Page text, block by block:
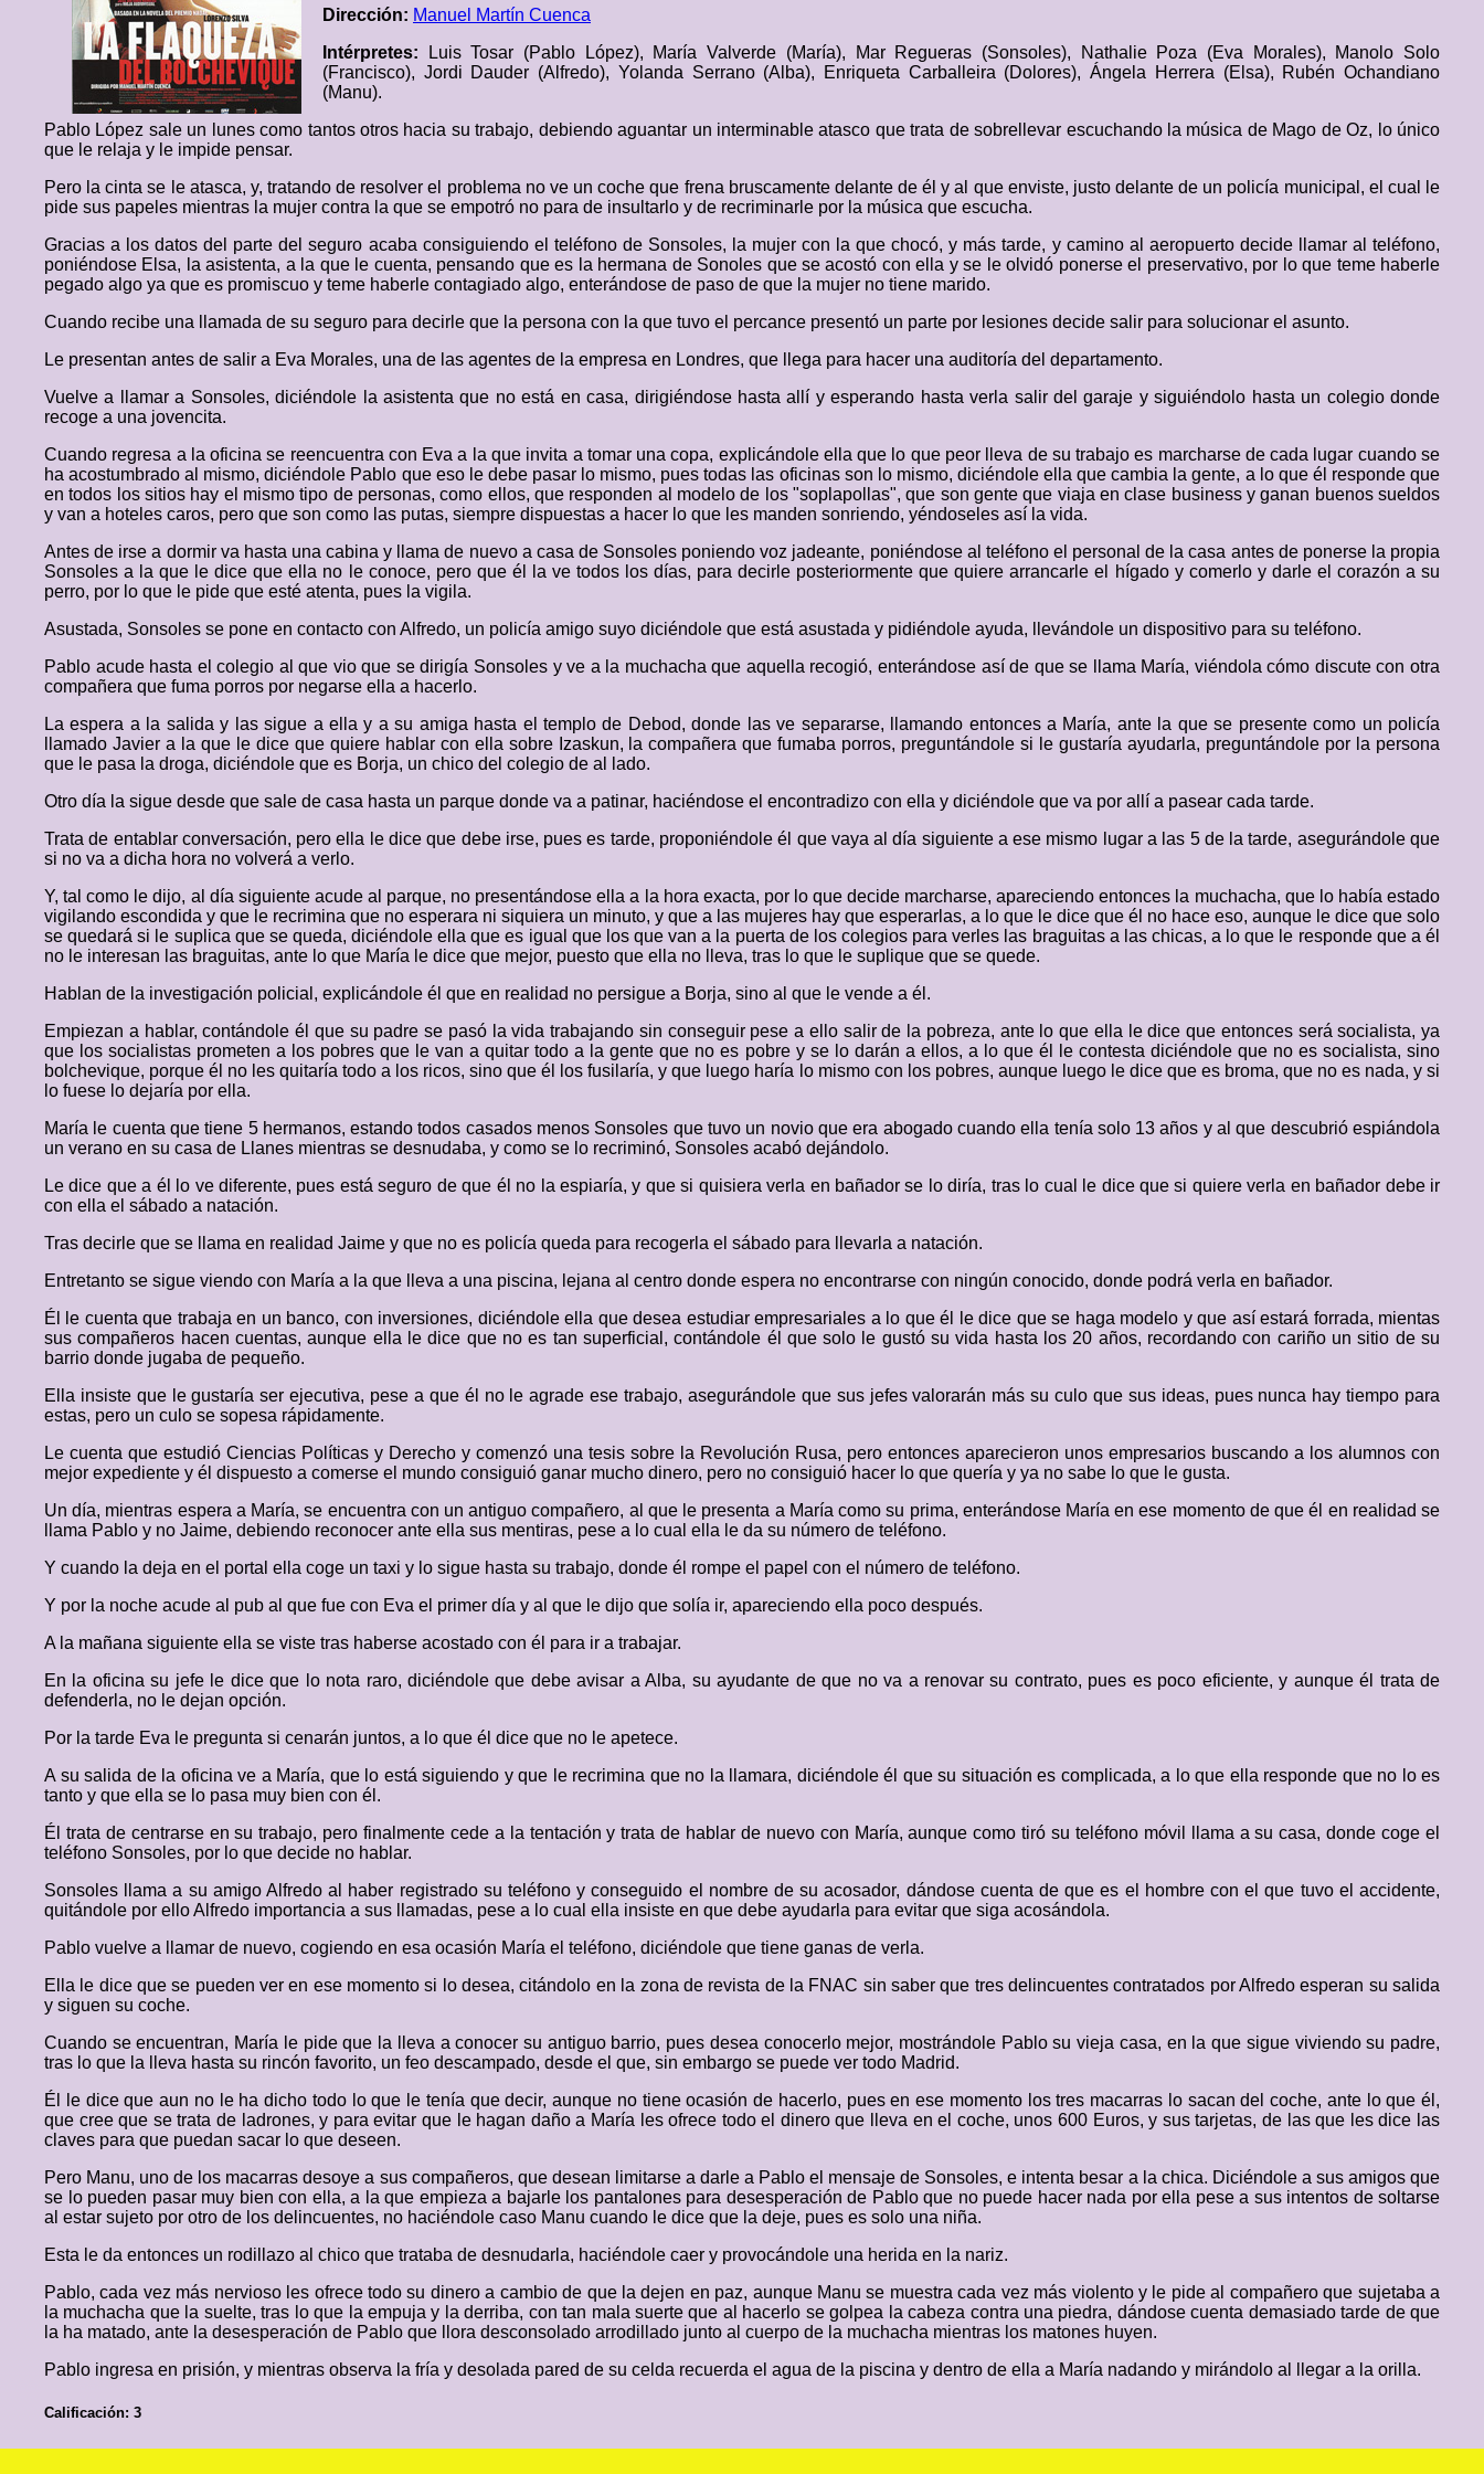
Dirección: Manuel Martín Cuenca
Intérpretes:
Luis Tosar (Pablo López), María Valverde (María), Mar Regueras (Sonsoles), Nathalie Poza (Eva Morales), Manolo Solo
(Francisco), Jordi Dauder (Alfredo), Yolanda Serrano (Alba), Enriqueta Carballeira (Dolores), Ángela Herrera (Elsa), Rubén Ochandiano
(Manu).
Pablo López sale un lunes como tantos otros hacia su trabajo, debiendo aguantar un interminable atasco que trata de sobrellevar escuchando la música de Mago de Oz, lo único
que le relaja y le impide pensar.
Pero la cinta se le atasca, y, tratando de resolver el problema no ve un coche que frena bruscamente delante de él y al que enviste, justo delante de un policía municipal, el cual le
pide sus papeles mientras la mujer contra la que se empotró no para de insultarlo y de recriminarle por la música que escucha.
Gracias a los datos del parte del seguro acaba consiguiendo el teléfono de Sonsoles, la mujer con la que chocó, y más tarde, y camino al aeropuerto decide llamar al teléfono,
poniéndose Elsa, la asistenta, a la que le cuenta, pensando que es la hermana de Sonoles que se acostó con ella y se le olvidó ponerse el preservativo, por lo que teme haberle
pegado algo ya que es promiscuo y teme haberle contagiado algo, enterándose de paso de que la mujer no tiene marido.
Cuando recibe una llamada de su seguro para decirle que la persona con la que tuvo el percance presentó un parte por lesiones decide salir para solucionar el asunto.
Le presentan antes de salir a Eva Morales, una de las agentes de la empresa en Londres, que llega para hacer una auditoría del departamento.
Vuelve a llamar a Sonsoles, diciéndole la asistenta que no está en casa, dirigiéndose hasta allí y esperando hasta verla salir del garaje y siguiéndolo hasta un colegio donde
recoge a una jovencita.
Cuando regresa a la oficina se reencuentra con Eva a la que invita a tomar una copa, explicándole ella que lo que peor lleva de su trabajo es marcharse de cada lugar cuando se
ha acostumbrado al mismo, diciéndole Pablo que eso le debe pasar lo mismo, pues todas las oficinas son lo mismo, diciéndole ella que cambia la gente, a lo que él responde que
en todos los sitios hay el mismo tipo de personas, como ellos, que responden al modelo de los "soplapollas", que son gente que viaja en clase business y ganan buenos sueldos
y van a hoteles caros, pero que son como las putas, siempre dispuestas a hacer lo que les manden sonriendo, yéndoseles así la vida.
Antes de irse a dormir va hasta una cabina y llama de nuevo a casa de Sonsoles poniendo voz jadeante, poniéndose al teléfono el personal de la casa antes de ponerse la propia
Sonsoles a la que le dice que ella no le conoce, pero que él la ve todos los días, para decirle posteriormente que quiere arrancarle el hígado y comerlo y darle el corazón a su
perro, por lo que le pide que esté atenta, pues la vigila.
Asustada, Sonsoles se pone en contacto con Alfredo, un policía amigo suyo diciéndole que está asustada y pidiéndole ayuda, llevándole un dispositivo para su teléfono.
Pablo acude hasta el colegio al que vio que se dirigía Sonsoles y ve a la muchacha que aquella recogió, enterándose así de que se llama María, viéndola cómo discute con otra
compañera que fuma porros por negarse ella a hacerlo.
La espera a la salida y las sigue a ella y a su amiga hasta el templo de Debod, donde las ve separarse, llamando entonces a María, ante la que se presente como un policía
llamado Javier a la que le dice que quiere hablar con ella sobre Izaskun, la compañera que fumaba porros, preguntándole si le gustaría ayudarla, preguntándole por la persona
que le pasa la droga, diciéndole que es Borja, un chico del colegio de al lado.
Otro día la sigue desde que sale de casa hasta un parque donde va a patinar, haciéndose el encontradizo con ella y diciéndole que va por allí a pasear cada tarde.
Trata de entablar conversación, pero ella le dice que debe irse, pues es tarde, proponiéndole él que vaya al día siguiente a ese mismo lugar a las 5 de la tarde, asegurándole que
si no va a dicha hora no volverá a verlo.
Y, tal como le dijo, al día siguiente acude al parque, no presentándose ella a la hora exacta, por lo que decide marcharse, apareciendo entonces la muchacha, que lo había estado
vigilando escondida y que le recrimina que no esperara ni siquiera un minuto, y que a las mujeres hay que esperarlas, a lo que le dice que él no hace eso, aunque le dice que solo
se quedará si le suplica que se queda, diciéndole ella que es igual que los que van a la puerta de los colegios para verles las braguitas a las chicas, a lo que le responde que a él
no le interesan las braguitas, ante lo que María le dice que mejor, puesto que ella no lleva, tras lo que le suplique que se quede.
Hablan de la investigación policial, explicándole él que en realidad no persigue a Borja, sino al que le vende a él.
Empiezan a hablar, contándole él que su padre se pasó la vida trabajando sin conseguir pese a ello salir de la pobreza, ante lo que ella le dice que entonces será socialista, ya
que los socialistas prometen a los pobres que le van a quitar todo a la gente que no es pobre y se lo darán a ellos, a lo que él le contesta diciéndole que no es socialista, sino
bolchevique, porque él no les quitaría todo a los ricos, sino que él los fusilaría, y que luego haría lo mismo con los pobres, aunque luego le dice que es broma, que no es nada, y si
lo fuese lo dejaría por ella.
María le cuenta que tiene 5 hermanos, estando todos casados menos Sonsoles que tuvo un novio que era abogado cuando ella tenía solo 13 años y al que descubrió espiándola
un verano en su casa de Llanes mientras se desnudaba, y como se lo recriminó, Sonsoles acabó dejándolo.
Le dice que a él lo ve diferente, pues está seguro de que él no la espiaría, y que si quisiera verla en bañador se lo diría, tras lo cual le dice que si quiere verla en bañador debe ir
con ella el sábado a natación.
Tras decirle que se llama en realidad Jaime y que no es policía queda para recogerla el sábado para llevarla a natación.
Entretanto se sigue viendo con María a la que lleva a una piscina, lejana al centro donde espera no encontrarse con ningún conocido, donde podrá verla en bañador.
Él le cuenta que trabaja en un banco, con inversiones, diciéndole ella que desea estudiar empresariales a lo que él le dice que se haga modelo y que así estará forrada, mientas
sus compañeros hacen cuentas, aunque ella le dice que no es tan superficial, contándole él que solo le gustó su vida hasta los 20 años, recordando con cariño un sitio de su
barrio donde jugaba de pequeño.
Ella insiste que le gustaría ser ejecutiva, pese a que él no le agrade ese trabajo, asegurándole que sus jefes valorarán más su culo que sus ideas, pues nunca hay tiempo para
estas, pero un culo se sopesa rápidamente.
Le cuenta que estudió Ciencias Políticas y Derecho y comenzó una tesis sobre la Revolución Rusa, pero entonces aparecieron unos empresarios buscando a los alumnos con
mejor expediente y él dispuesto a comerse el mundo consiguió ganar mucho dinero, pero no consiguió hacer lo que quería y ya no sabe lo que le gusta.
Un día, mientras espera a María, se encuentra con un antiguo compañero, al que le presenta a María como su prima, enterándose María en ese momento de que él en realidad se
llama Pablo y no Jaime, debiendo reconocer ante ella sus mentiras, pese a lo cual ella le da su número de teléfono.
Y cuando la deja en el portal ella coge un taxi y lo sigue hasta su trabajo, donde él rompe el papel con el número de teléfono.
Y por la noche acude al pub al que fue con Eva el primer día y al que le dijo que solía ir, apareciendo ella poco después.
A la mañana siguiente ella se viste tras haberse acostado con él para ir a trabajar.
En la oficina su jefe le dice que lo nota raro, diciéndole que debe avisar a Alba, su ayudante de que no va a renovar su contrato, pues es poco eficiente, y aunque él trata de
defenderla, no le dejan opción.
Por la tarde Eva le pregunta si cenarán juntos, a lo que él dice que no le apetece.
A su salida de la oficina ve a María, que lo está siguiendo y que le recrimina que no la llamara, diciéndole él que su situación es complicada, a lo que ella responde que no lo es
tanto y que ella se lo pasa muy bien con él.
Él trata de centrarse en su trabajo, pero finalmente cede a la tentación y trata de hablar de nuevo con María, aunque como tiró su teléfono móvil llama a su casa, donde coge el
teléfono Sonsoles, por lo que decide no hablar.
Sonsoles llama a su amigo Alfredo al haber registrado su teléfono y conseguido el nombre de su acosador, dándose cuenta de que es el hombre con el que tuvo el accidente,
quitándole por ello Alfredo importancia a sus llamadas, pese a lo cual ella insiste en que debe ayudarla para evitar que siga acosándola.
Pablo vuelve a llamar de nuevo, cogiendo en esa ocasión María el teléfono, diciéndole que tiene ganas de verla.
Ella le dice que se pueden ver en ese momento si lo desea, citándolo en la zona de revista de la FNAC sin saber que tres delincuentes contratados por Alfredo esperan su salida
y siguen su coche.
Cuando se encuentran, María le pide que la lleva a conocer su antiguo barrio, pues desea conocerlo mejor, mostrándole Pablo su vieja casa, en la que sigue viviendo su padre,
tras lo que la lleva hasta su rincón favorito, un feo descampado, desde el que, sin embargo se puede ver todo Madrid.
Él le dice que aun no le ha dicho todo lo que le tenía que decir, aunque no tiene ocasión de hacerlo, pues en ese momento los tres macarras lo sacan del coche, ante lo que él,
que cree que se trata de ladrones, y para evitar que le hagan daño a María les ofrece todo el dinero que lleva en el coche, unos 600 Euros, y sus tarjetas, de las que les dice las
claves para que puedan sacar lo que deseen.
Pero Manu, uno de los macarras desoye a sus compañeros, que desean limitarse a darle a Pablo el mensaje de Sonsoles, e intenta besar a la chica. Diciéndole a sus amigos que
se lo pueden pasar muy bien con ella, a la que empieza a bajarle los pantalones para desesperación de Pablo que no puede hacer nada por ella pese a sus intentos de soltarse
al estar sujeto por otro de los delincuentes, no haciéndole caso Manu cuando le dice que la deje, pues es solo una niña.
Esta le da entonces un rodillazo al chico que trataba de desnudarla, haciéndole caer y provocándole una herida en la nariz.
Pablo, cada vez más nervioso les ofrece todo su dinero a cambio de que la dejen en paz, aunque Manu se muestra cada vez más violento y le pide al compañero que sujetaba a
la muchacha que la suelte, tras lo que la empuja y la derriba, con tan mala suerte que al hacerlo se golpea la cabeza contra una piedra, dándose cuenta demasiado tarde de que
la ha matado, ante la desesperación de Pablo que llora desconsolado arrodillado junto al cuerpo de la muchacha mientras los matones huyen.
Pablo ingresa en prisión, y mientras observa la fría y desolada pared de su celda recuerda el agua de la piscina y dentro de ella a María nadando y mirándolo al llegar a la orilla.
Calificación: 3